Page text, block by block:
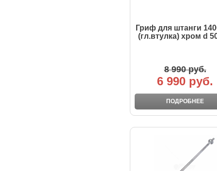
Гриф для штанги
(гл.втулка) хром d
8 990 руб.
6 990 руб.
ПОДРОБНЕЕ